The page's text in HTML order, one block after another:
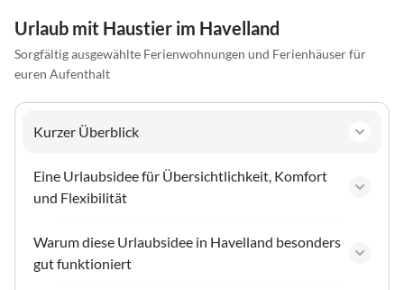
Urlaub mit Haustier im Havelland
Sorgfältig ausgewählte Ferienwohnungen und Ferienhäuser für
euren Aufenthalt
Kurzer Überblick
Eine Urlaubsidee für Übersichtlichkeit, Komfort
und Flexibilität
Warum diese Urlaubsidee in Havelland besonders
gut funktioniert